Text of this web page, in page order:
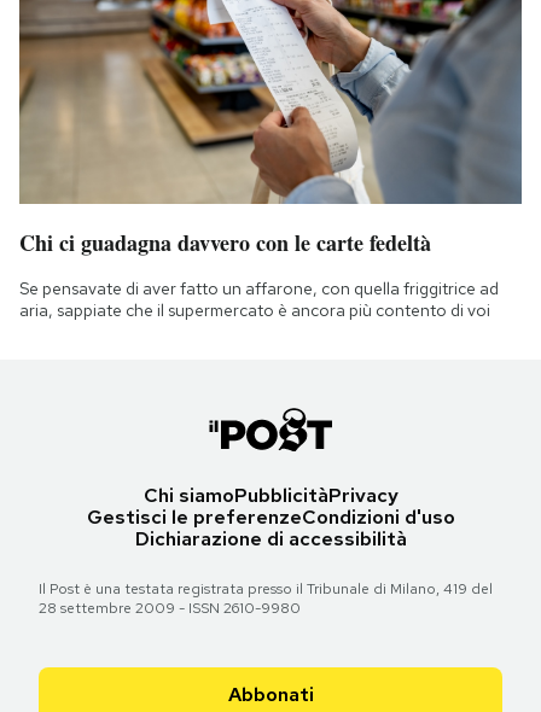
Chi ci guadagna davvero con le carte fedeltà
Se pensavate di aver fatto un affarone, con quella friggitrice ad
aria, sappiate che il supermercato è ancora più contento di voi
Chi siamoPubblicitàPrivacy
Gestisci le preferenzeCondizioni d'uso
Dichiarazione di accessibilità
Il Post è una testata registrata presso il Tribunale di Milano, 419 del
28 settembre 2009 - ISSN 2610-9980
Abbonati